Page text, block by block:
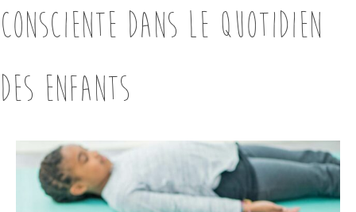
consciente dans le quotidien
des enfants